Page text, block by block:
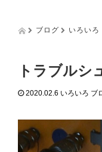
ブログ いろいろ
トラブルシ
2020.02.6 いろいろ ブ